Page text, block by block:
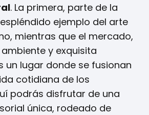
. La primera, parte de la
ejemplo del arte
mientras que el mercado,
y exquisita
un lugar donde se fusionan
cotidiana de los
podrás disfrutar de una
única, rodeado de